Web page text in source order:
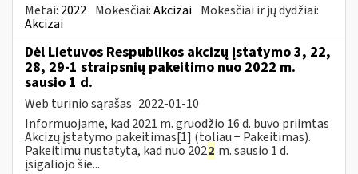
Metai: 2022 Mokesčiai:Akcizai Mokesčiai ir jų dydžiai:
Akcizai
Dėl Lietuvos Respublikos akcizų įstatymo 3, 22,
28, 29-1 straipsnių pakeitimo nuo 2022 m.
sausio 1 d.
Web turinio sąrašas 2022-01-10
Informuojame, kad 2021 m. gruodžio 16 d. buvo priimtas
Akcizų įstatymo pakeitimas[1] (toliau − Pakeitimas).
Pakeitimu nustatyta, kad nuo 2022 m. sausio 1 d.
įsigaliojo šie...